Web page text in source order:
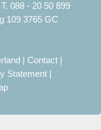
088 - 20 50 899
109 3765 GC
| Contact|
Statement |